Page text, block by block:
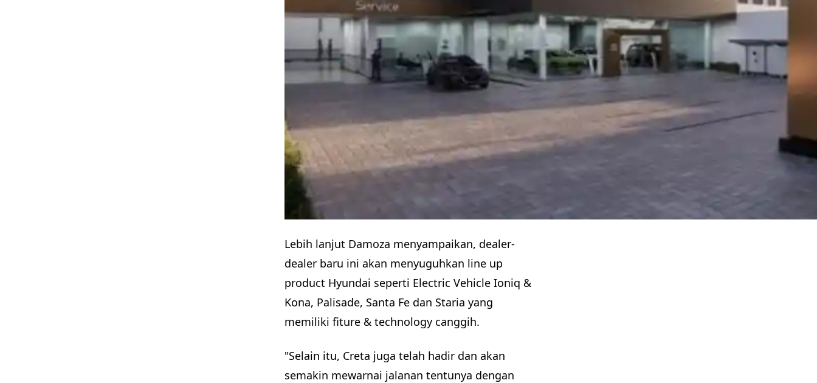
Lebih lanjut Damoza menyampaikan, dealer-
dealer baru ini akan menyuguhkan line up
product Hyundai seperti Electric Vehicle Ioniq &
Kona, Palisade, Santa Fe dan Staria yang
memiliki fiture & technology canggih.
"Selain itu, Creta juga telah hadir dan akan
semakin mewarnai jalanan tentunya dengan